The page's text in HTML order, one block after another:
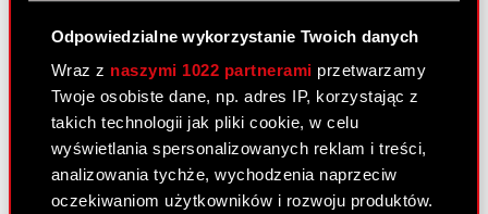
Odpowiedzialne wykorzystanie Twoich danych
Wraz z naszymi 1022 partnerami przetwarzamy
Twoje osobiste dane, np. adres IP, korzystając z
takich technologii jak pliki cookie, w celu
wyświetlania spersonalizowanych reklam i treści,
analizowania tychże, wychodzenia naprzeciw
oczekiwaniom użytkowników i rozwoju produktów.
Wprowadzenie do obrotu akcji Serii D
oraz akcji Serii E Optimus przez GPW
oraz ustalenie daty pierwszego
notowania.
Raport bieżący nr 52/2010